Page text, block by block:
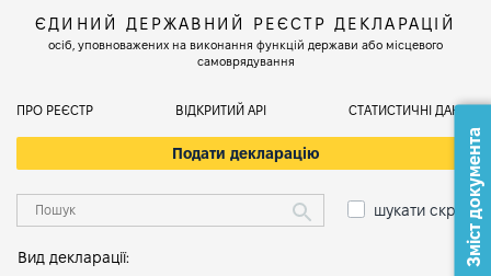
ЄДИНИЙ ДЕРЖАВНИЙ РЕЄСТР ДЕКЛАРАЦІЙ
осіб, уповноважених на виконання функцій держави або місцевого
самоврядування
ПРО РЕЄСТР ВІДКРИТИЙ АРІ СТАТИСТИЧНІ ДАНІ
Подати декларацію
шукати скрізь
Вид декларації: Зміст документа